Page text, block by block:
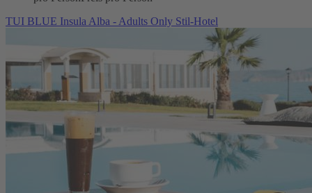
TUI BLUE Insula Alba - Adults Only Stil-Hotel